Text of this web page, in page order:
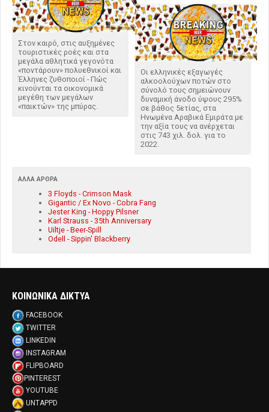
Στον καιρό, στις αυξημένες
τουριστικές ροές και στα
μεγάλα αθλητικά γεγονότα
«ποντάρουν» πολυεθνικοί και
Έλληνες ζυθοποιοί - Πώς
κινούνται τα οικονομικά
μεγέθη των μεγάλων
«παικτών» της μπύρας.
Οι ελληνικές εξαγωγές
αλκοολούχων ποτών στο
σύνολό τους σημειώνουν
δυναμική άνοδο ύψους 295%
σε βάθος 5ετίας, στα
Ηνωμένα Αραβικά Εμιράτα με
την αξία τους να ανέρχεται
στις 743 χιλ. δολ. για το
2022.
ΆΛΛΑ ΆΡΘΡΑ
3 Floyds - Crimson Mask
Gigantic / Ex Novo - Cobra Fang
Jester King - Hoppy Pilsner
Karl Strauss - 35th Anniversary
Uiltje - Beer-Spill
Odell - Sippin' Blackberry
ΚΟΙΝΩΝΙΚΑ ΔΙΚΤΥΑ
FACEBOOK
TWITTER
LINKEDIN
INSTAGRAM
FLIPBOARD
PINTEREST
YOUTUBE
UNTAPPD